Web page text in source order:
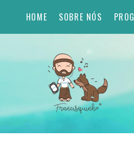
HOME SOBRE NÓS